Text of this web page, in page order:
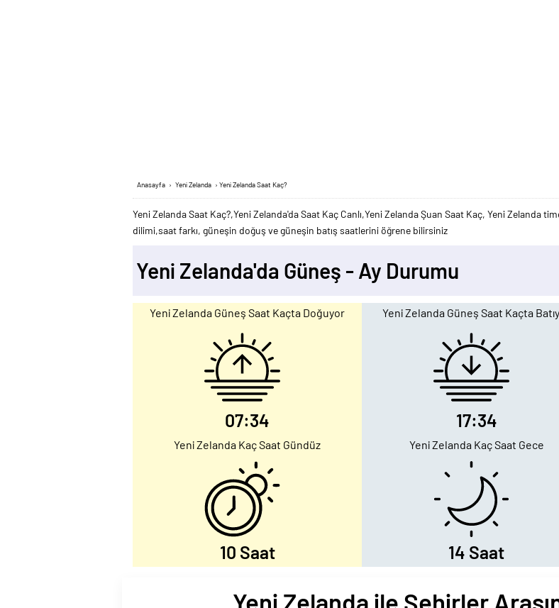
Anasayfa › Yeni Zelanda › Yeni Zelanda Saat Kaç?
Yeni Zelanda Saat Kaç?,Yeni Zelanda'da Saat Kaç Canlı,Yeni Zelanda Şuan Saat Kaç, Yeni Zelanda
dilimi,saat farkı, güneşin doğuş ve güneşin batış saatlerini öğrene bilirsiniz
Yeni Zelanda'da Güneş - Ay Durumu
Yeni Zelanda Güneş Saat Kaçta Doğuyor
07:34
Yeni Zelanda Güneş Saat Kaçta
17:34
Yeni Zelanda Kaç Saat Gündüz
10 Saat
Yeni Zelanda Kaç Saat Gece
14 Saat
Yeni Zelanda ile Şehirler